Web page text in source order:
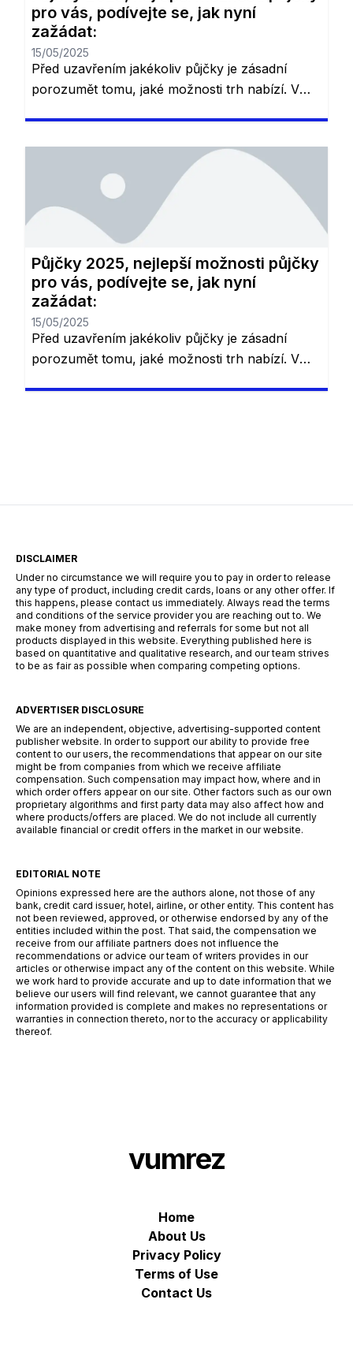
pro vás, podívejte se, jak nyní
zažádat:
15/05/2025
Před uzavřením jakékoliv půjčky je zásadní
porozumět tomu, jaké možnosti trh nabízí. V
a dalších výhod. V závislosti na vašich
potřebách – ať už potřebujete půjčku na
konsolidaci dluhů, bydlení nebo rychlou
finanční podporu – je důležité pečlivě zvážit
jednotlivé nabídky. Níže […]
Půjčky 2025, nejlepší možnosti půjčky
pro vás, podívejte se, jak nyní
zažádat:
15/05/2025
Před uzavřením jakékoliv půjčky je zásadní
porozumět tomu, jaké možnosti trh nabízí. V
jednotlivé nabídky. Níže […]
DISCLAIMER
Under no circumstance we will require you to pay in order to release
any type of product, including credit cards, loans or any other offer. If
this happens, please contact us immediately. Always read the terms
and conditions of the service provider you are reaching out to. We
make money from advertising and referrals for some but not all
products displayed in this website. Everything published here is
based on quantitative and qualitative research, and our team strives
to be as fair as possible when comparing competing options.
ADVERTISER DISCLOSURE
We are an independent, objective, advertising-supported content
publisher website. In order to support our ability to provide free
content to our users, the recommendations that appear on our site
might be from companies from which we receive affiliate
compensation. Such compensation may impact how, where and in
which order offers appear on our site. Other factors such as our own
proprietary algorithms and first party data may also affect how and
where products/offers are placed. We do not include all currently
available financial or credit offers in the market in our website.
EDITORIAL NOTE
Opinions expressed here are the authors alone, not those of any
bank, credit card issuer, hotel, airline, or other entity. This content has
not been reviewed, approved, or otherwise endorsed by any of the
entities included within the post. That said, the compensation we
receive from our affiliate partners does not influence the
recommendations or advice our team of writers provides in our
articles or otherwise impact any of the content on this website. While
we work hard to provide accurate and up to date information that we
believe our users will find relevant, we cannot guarantee that any
information provided is complete and makes no representations or
warranties in connection thereto, nor to the accuracy or applicability
thereof.
vumrez
Home
About Us
Privacy Policy
Terms of Use
Contact Us